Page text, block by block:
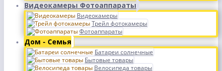
Видеокамеры Фотоаппараты
Видеокамеры
Трейл фотокамеры
Фотоаппараты
Дом - Семья
Батареи солнечные
Бытовые товары
Велосипеда товары